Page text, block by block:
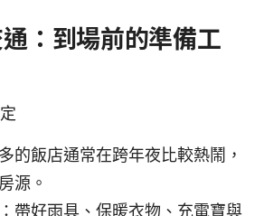
：到場前的準備工
的飯店通常在跨年夜比較熱鬧，
源。
帶好雨具、保暖衣物、充電寶與